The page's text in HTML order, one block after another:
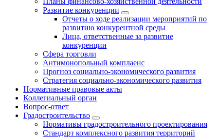
Развитие конкуренции
Отчеты о ходе реализации мероприятий по
развитию конкурентной среды
Лица, ответственные за развитие
конкуренции
Сфера торговли
Антимонопольный комплаенс
Прогноз социально-экономического развития
Стратегия социально-экономического развития
Нормативные правовые акты
Коллегиальный орган
Вопрос-ответ
Градостроительство
Нормативы градостроительного проектирования
Стандарт комплексного развития территорий